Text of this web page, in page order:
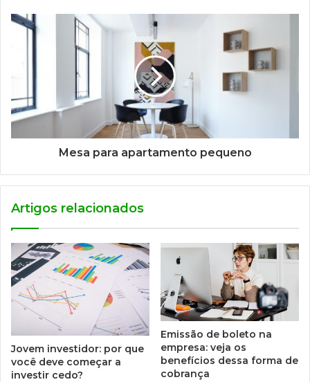
Mesa para apartamento pequeno
Artigos relacionados
Jovem investidor: por que
você deve começar a
investir cedo?
Emissão de boleto na
empresa: veja os
benefícios dessa forma de
cobrança